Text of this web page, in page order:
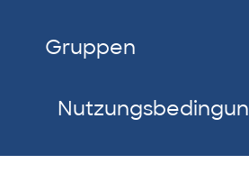
Gruppen